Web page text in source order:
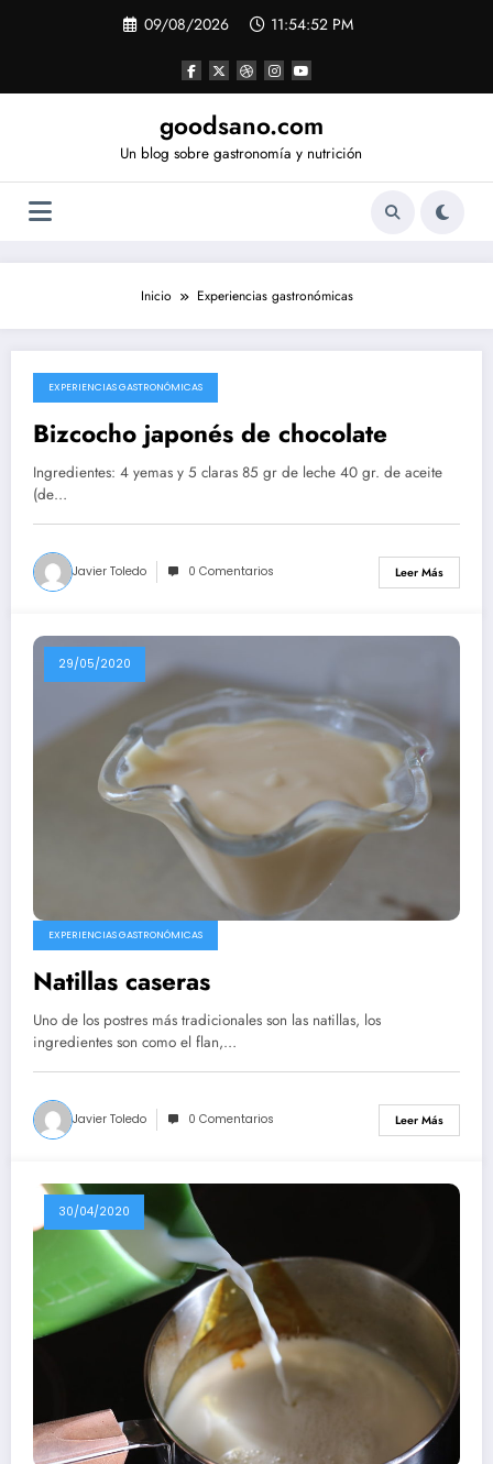
09/08/2026 11:54:53 PM
goodsano.com
Un blog sobre gastronomía y nutrición
Inicio Experiencias gastronómicas
10/08/2020
EXPERIENCIAS GASTRONÓMICAS
Bizcocho japonés de chocolate
Ingredientes: 4 yemas y 5 claras 85 gr de leche 40 gr. de aceite
(de…
Javier Toledo 0 Comentarios Leer Más
29/05/2020
EXPERIENCIAS GASTRONÓMICAS
Natillas caseras
Uno de los postres más tradicionales son las natillas, los
ingredientes son como el flan,…
Javier Toledo 0 Comentarios Leer Más
30/04/2020